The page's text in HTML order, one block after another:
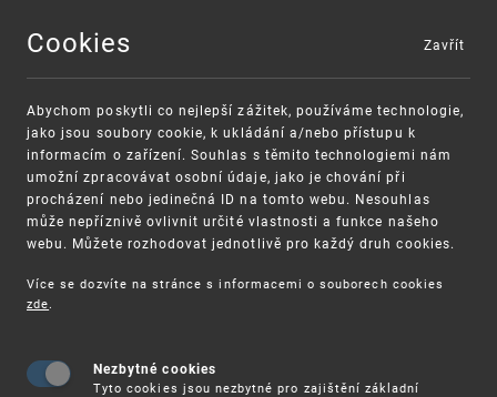
MENU
VAROVÁNÍ
Finanční podpora
Cookies
Abychom poskytli co nejlepší zážitek, používáme technologie,
jako jsou soubory cookie, k ukládání a/nebo přístupu k
informacím o zařízení. Souhlas s těmito technologiemi nám
umožní zpracovávat osobní údaje, jako je chování při
procházení nebo jedinečná ID na tomto webu. Nesouhlas
může nepříznivě ovlivnit určité vlastnosti a funkce našeho
webu. Můžete rozhodovat jednotlivě pro každý druh cookies.
Více se dozvíte na stránce s informacemi o souborech cookies
zde.
Nezbytné cookies
Tyto cookies jsou nezbytné pro zajištění základní
Zavřít